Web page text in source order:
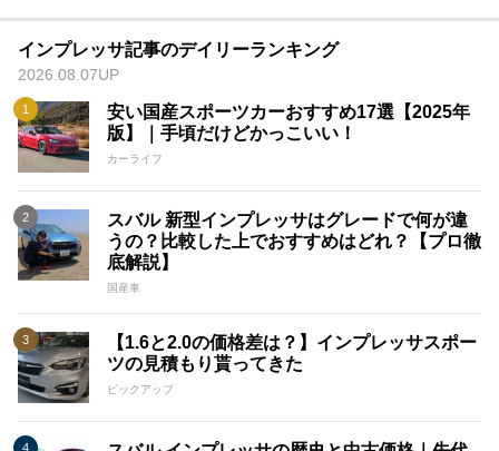
インプレッサ記事のデイリーランキング
2026.08.07UP
安い国産スポーツカーおすすめ17選【2025年
版】｜手頃だけどかっこいい！
カーライフ
スバル 新型インプレッサはグレードで何が違
うの？比較した上でおすすめはどれ？【プロ徹
底解説】
国産車
【1.6と2.0の価格差は？】インプレッサスポー
ツの見積もり貰ってきた
ピックアップ